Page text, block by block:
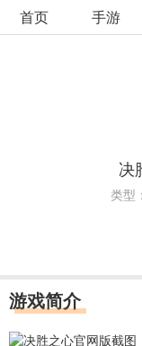
首页 手游
决
类型
游戏简介